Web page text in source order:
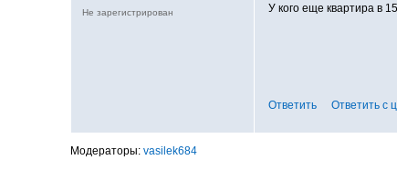
Не зарегистрирован У кого еще квартира в
Ответить Ответить с
vasilek684